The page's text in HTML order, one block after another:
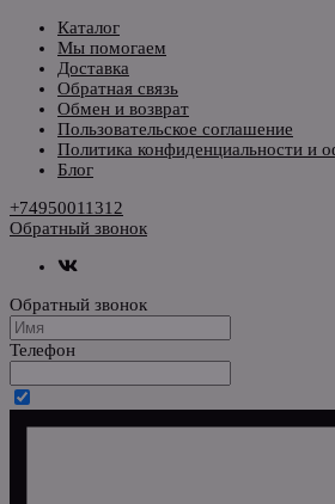
Каталог
Мы помогаем
Доставка
Обратная связь
Обмен и возврат
Пользовательское соглашение
Политика конфиденциальности и
Блог
+74950011312
Обратный звонок
Обратный звонок
Телефон